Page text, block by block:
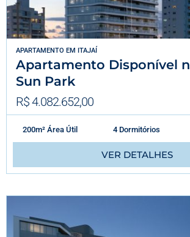
APARTAMENTO EM ITAJAÍ
Apartamento Disponível
Sun Park
R$ 4.082.652,00
200m² Área Útil 4 Dormitórios
VER DETALHES